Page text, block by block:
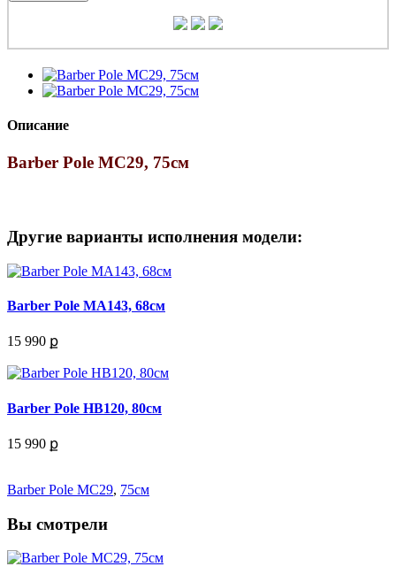
Описание
Barber Pole MC29, 75см
Другие варианты исполнения модели:
Barber Pole MA143, 68см
15 990 ք
Barber Pole HB120, 80см
15 990 ք
Barber Pole MC29, 75см
Вы смотрели